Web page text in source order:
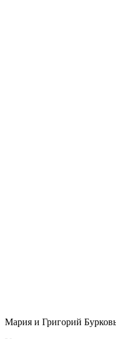
Мария и Григорий